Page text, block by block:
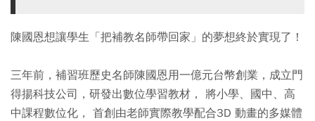
陳國恩想讓學生「把補教名師帶回家」的夢想終於實現了！
三年前，補習班歷史名師陳國恩用一億元台幣創業，成立門
得揚科技公司，研發出數位學習教材， 將小學、國中、高
中課程數位化， 首創由老師實際教學配合3D 動畫的多媒體